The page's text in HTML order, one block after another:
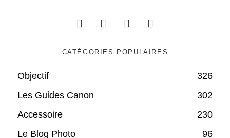
CATÉGORIES POPULAIRES
Objectif
326
Les Guides Canon
302
Accessoire
230
Le Blog Photo
96